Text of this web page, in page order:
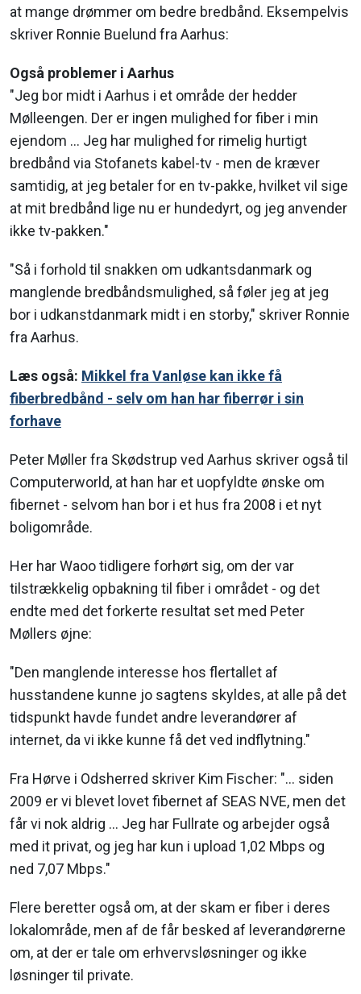
at mange drømmer om bedre bredbånd. Eksempelvis
skriver Ronnie Buelund fra Aarhus:
Også problemer i Aarhus
"Jeg bor midt i Aarhus i et område der hedder
Mølleengen. Der er ingen mulighed for fiber i min
ejendom ... Jeg har mulighed for rimelig hurtigt
bredbånd via Stofanets kabel-tv - men de kræver
samtidig, at jeg betaler for en tv-pakke, hvilket vil sige
at mit bredbånd lige nu er hundedyrt, og jeg anvender
ikke tv-pakken."
"Så i forhold til snakken om udkantsdanmark og
manglende bredbåndsmulighed, så føler jeg at jeg
bor i udkanstdanmark midt i en storby," skriver Ronnie
fra Aarhus.
Læs også: Mikkel fra Vanløse kan ikke få
fiberbredbånd - selv om han har fiberrør i sin
forhave
Peter Møller fra Skødstrup ved Aarhus skriver også til
Computerworld, at han har et uopfyldte ønske om
fibernet - selvom han bor i et hus fra 2008 i et nyt
boligområde.
Her har Waoo tidligere forhørt sig, om der var
tilstrækkelig opbakning til fiber i området - og det
endte med det forkerte resultat set med Peter
Møllers øjne:
"Den manglende interesse hos flertallet af
husstandene kunne jo sagtens skyldes, at alle på det
tidspunkt havde fundet andre leverandører af
internet, da vi ikke kunne få det ved indflytning."
Fra Hørve i Odsherred skriver Kim Fischer: "... siden
2009 er vi blevet lovet fibernet af SEAS NVE, men det
får vi nok aldrig ... Jeg har Fullrate og arbejder også
med it privat, og jeg har kun i upload 1,02 Mbps og
ned 7,07 Mbps."
Flere beretter også om, at der skam er fiber i deres
lokalområde, men af de får besked af leverandørerne
om, at der er tale om erhvervsløsninger og ikke
løsninger til private.